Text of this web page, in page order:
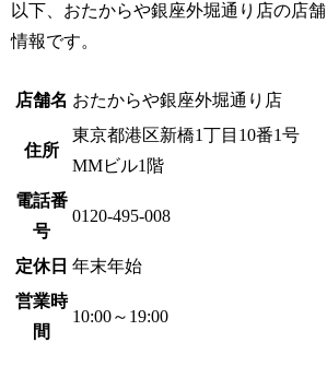
以下、おたからや銀座外堀通り店の店舗
情報です。
店舗名 おたからや銀座外堀通り店
住所
東京都港区新橋1丁目10番1号
MMビル1階
電話番
号
0120-495-008
定休日 年末年始
営業時
間
10:00～19:00